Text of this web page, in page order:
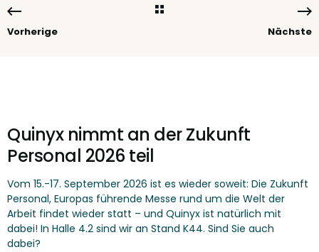
Vorherige Nächste
Quinyx nimmt an der Zukunft
Personal 2026 teil
Vom 15.-17. September 2026 ist es wieder soweit: Die Zukunft
Personal, Europas führende Messe rund um die Welt der
Arbeit findet wieder statt – und Quinyx ist natürlich mit
dabei! In Halle 4.2 sind wir an Stand K44. Sind Sie auch
dabei?